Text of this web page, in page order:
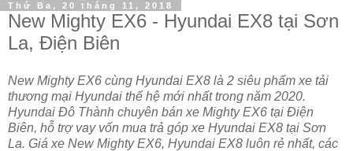
Thứ Ba, 20 tháng 11, 2018
New Mighty EX6 - Hyundai EX8 tại Sơn
La, Điện Biên
New Mighty EX6 cùng Hyundai EX8 là 2 siêu phẩm xe tải
thương mại Hyundai thế hệ mới nhất trong năm 2020.
Hyundai Đô Thành chuyên bán xe Mighty EX6 tại Điện
Biên, hỗ trợ vay vốn mua trả góp xe Hyundai EX8 tại Sơn
La. Giá xe New Mighty EX6, Hyundai EX8 luôn rẻ nhất, các